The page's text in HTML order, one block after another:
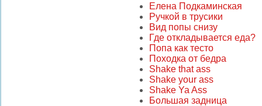
Елена Подкаминская
Ручкой в трусики
Вид попы снизу
Где откладывается еда?
Попа как тесто
Походка от бедра
Shake that ass
Shake your ass
Shake Ya Ass
Большая задница